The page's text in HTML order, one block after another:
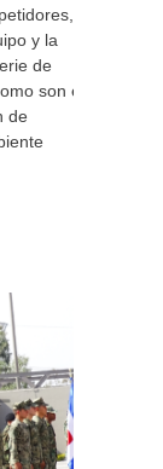
y la
de
son el
de